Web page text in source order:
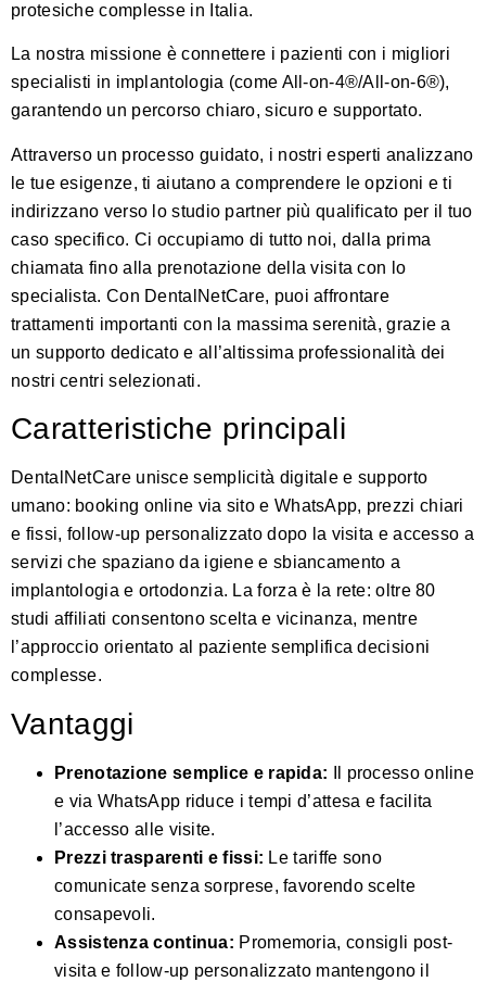
protesiche complesse in Italia.
La nostra missione è connettere i pazienti con i migliori
specialisti in implantologia (come All-on-4®/All-on-6®),
garantendo un percorso chiaro, sicuro e supportato.
Attraverso un processo guidato, i nostri esperti analizzano
le tue esigenze, ti aiutano a comprendere le opzioni e ti
indirizzano verso lo studio partner più qualificato per il tuo
caso specifico. Ci occupiamo di tutto noi, dalla prima
chiamata fino alla prenotazione della visita con lo
specialista. Con DentalNetCare, puoi affrontare
trattamenti importanti con la massima serenità, grazie a
un supporto dedicato e all’altissima professionalità dei
nostri centri selezionati.
Caratteristiche principali
DentalNetCare unisce semplicità digitale e supporto
umano: booking online via sito e WhatsApp, prezzi chiari
e fissi, follow-up personalizzato dopo la visita e accesso a
servizi che spaziano da igiene e sbiancamento a
implantologia e ortodonzia. La forza è la rete: oltre 80
studi affiliati consentono scelta e vicinanza, mentre
l’approccio orientato al paziente semplifica decisioni
complesse.
Vantaggi
Prenotazione semplice e rapida: Il processo online
e via WhatsApp riduce i tempi d’attesa e facilita
l’accesso alle visite.
Prezzi trasparenti e fissi: Le tariffe sono
comunicate senza sorprese, favorendo scelte
consapevoli.
Assistenza continua: Promemoria, consigli post-
visita e follow-up personalizzato mantengono il